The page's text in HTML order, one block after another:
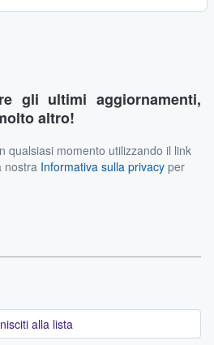
gli ultimi aggiornamenti,
altro!
qualsiasi momento utilizzando il link
nostra Informativa sulla privacy per
alla lista